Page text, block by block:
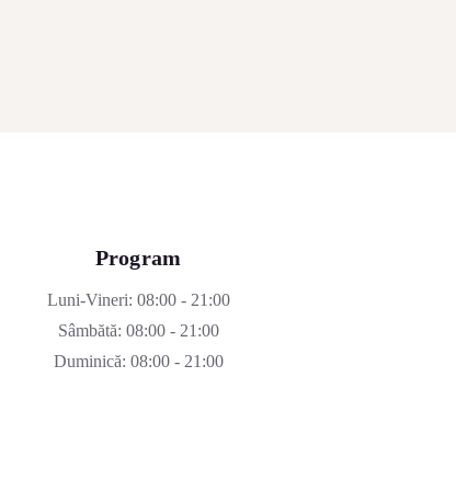
Program
Luni-Vineri: 08:00 - 21:00
Sâmbătă: 08:00 - 21:00
Duminică: 08:00 - 21:00